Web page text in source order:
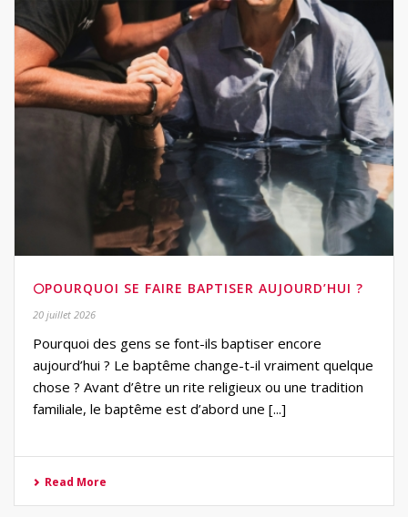
🌕POURQUOI SE FAIRE BAPTISER AUJOURD’HUI ?
20 juillet 2026
Pourquoi des gens se font-ils baptiser encore
aujourd’hui ? Le baptême change-t-il vraiment quelque
chose ? Avant d’être un rite religieux ou une tradition
familiale, le baptême est d’abord une [...]
Read More